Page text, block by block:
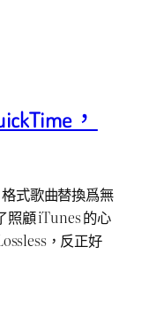
，
式歌曲替換爲無
照顧 iTunes 的心
，反正好